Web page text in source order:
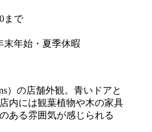
まで
末年始・夏季休暇